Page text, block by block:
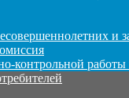
и
контрольной